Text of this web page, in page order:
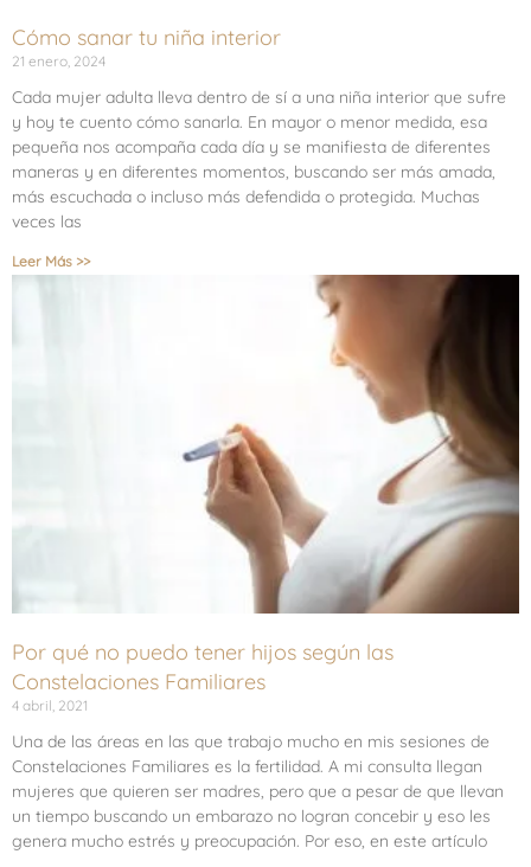
Cómo sanar tu niña interior
21 enero, 2024
Cada mujer adulta lleva dentro de sí a una niña interior que sufre
y hoy te cuento cómo sanarla. En mayor o menor medida, esa
pequeña nos acompaña cada día y se manifiesta de diferentes
maneras y en diferentes momentos, buscando ser más amada,
más escuchada o incluso más defendida o protegida. Muchas
veces las
Leer Más >>
Por qué no puedo tener hijos según las
Constelaciones Familiares
4 abril, 2021
Una de las áreas en las que trabajo mucho en mis sesiones de
Constelaciones Familiares es la fertilidad. A mi consulta llegan
mujeres que quieren ser madres, pero que a pesar de que llevan
un tiempo buscando un embarazo no logran concebir y eso les
genera mucho estrés y preocupación. Por eso, en este artículo